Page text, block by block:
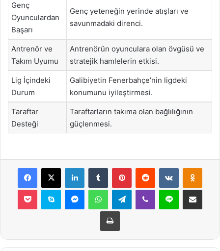
Genç
Oyunculardan
Başarı
Genç yeteneğin yerinde atışları ve
savunmadaki direnci.
Antrenör ve
Takım Uyumu
Antrenörün oyunculara olan övgüsü ve
stratejik hamlelerin etkisi.
Lig İçindeki
Durum
Galibiyetin Fenerbahçe’nin ligdeki
konumunu iyileştirmesi.
Taraftar
Desteği
Taraftarların takıma olan bağlılığının
güçlenmesi.
Facebook
X LinkedInTumblr PinterestReddit VKontakte
Pocket Skype MessengerWhatsAppTelegramViber Line E-Posta ile
Yazdır